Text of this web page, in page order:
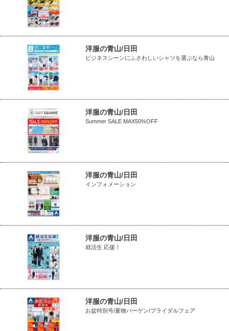
洋服の青山/日田
ビジネスシーンにふさわしいシャツを選ぶなら青山
洋服の青山/日田
Summer SALE MAX50%OFF
洋服の青山/日田
インフォメーション
洋服の青山/日田
就活生 応援！
洋服の青山/日田
お盆特別号/夏物バーゲン/ブライダルフェア